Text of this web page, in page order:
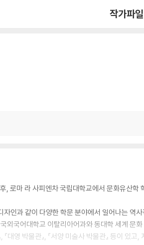
작가파일
, 로마 라 사피엔차 국립대학교에서 문화유산
인과 같이 다양한 학문 분야에서 일어나는 역
외국어대학교 이탈리아어과와 동대학 세계 문
대영 박물관』, 『서양 미술사 박물관』 등이 있